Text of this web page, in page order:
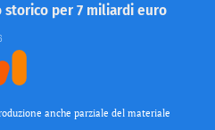
storico per 7 miliardi euro
anche parziale del materiale